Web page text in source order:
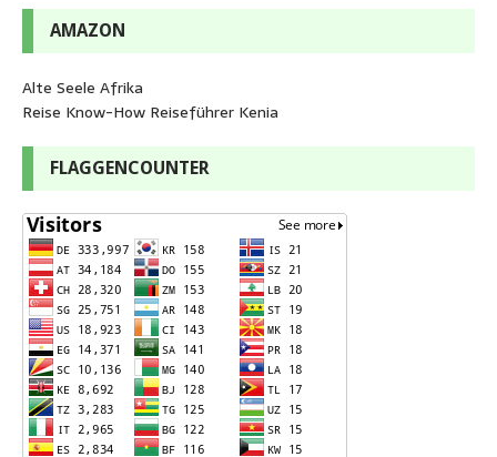
AMAZON
Alte Seele Afrika
Reise Know-How Reiseführer Kenia
FLAGGENCOUNTER